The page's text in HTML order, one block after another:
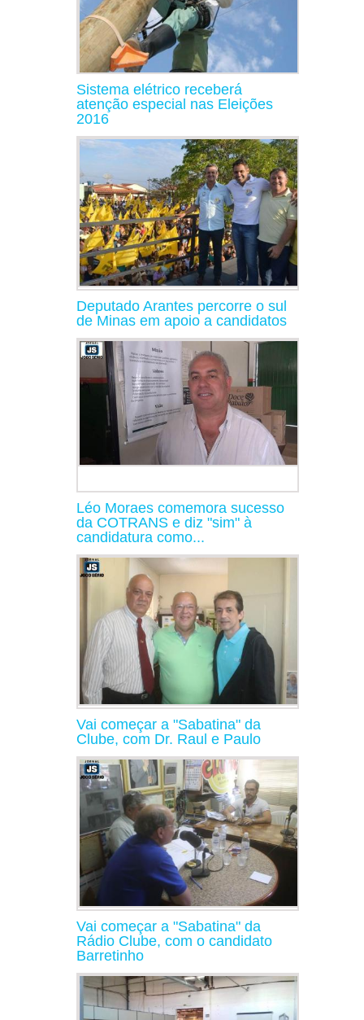
Sistema elétrico receberá
atenção especial nas Eleições
2016
Deputado Arantes percorre o sul
de Minas em apoio a candidatos
Léo Moraes comemora sucesso
da COTRANS e diz "sim" à
candidatura como...
Vai começar a "Sabatina" da
Clube, com Dr. Raul e Paulo
Vai começar a "Sabatina" da
Rádio Clube, com o candidato
Barretinho